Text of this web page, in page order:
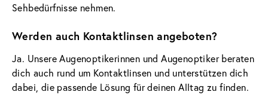
Sehbedürfnisse nehmen.
Werden auch Kontaktlinsen angeboten?
Ja. Unsere Augenoptikerinnen und Augenoptiker beraten
dich auch rund um Kontaktlinsen und unterstützen dich
dabei, die passende Lösung für deinen Alltag zu finden.